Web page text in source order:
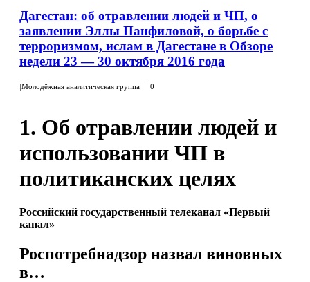
Дагестан: об отравлении людей и ЧП, о
заявлении Эллы Панфиловой, о борьбе с
терроризмом, ислам в Дагестане в Обзоре
недели 23 — 30 октября 2016 года
|Молодёжная аналитическая группа | | 0
1. Об отравлении людей и
использовании ЧП в
политиканских целях
Российский государственный телеканал «Первый
канал»
Роспотребнадзор назвал виновных
в…